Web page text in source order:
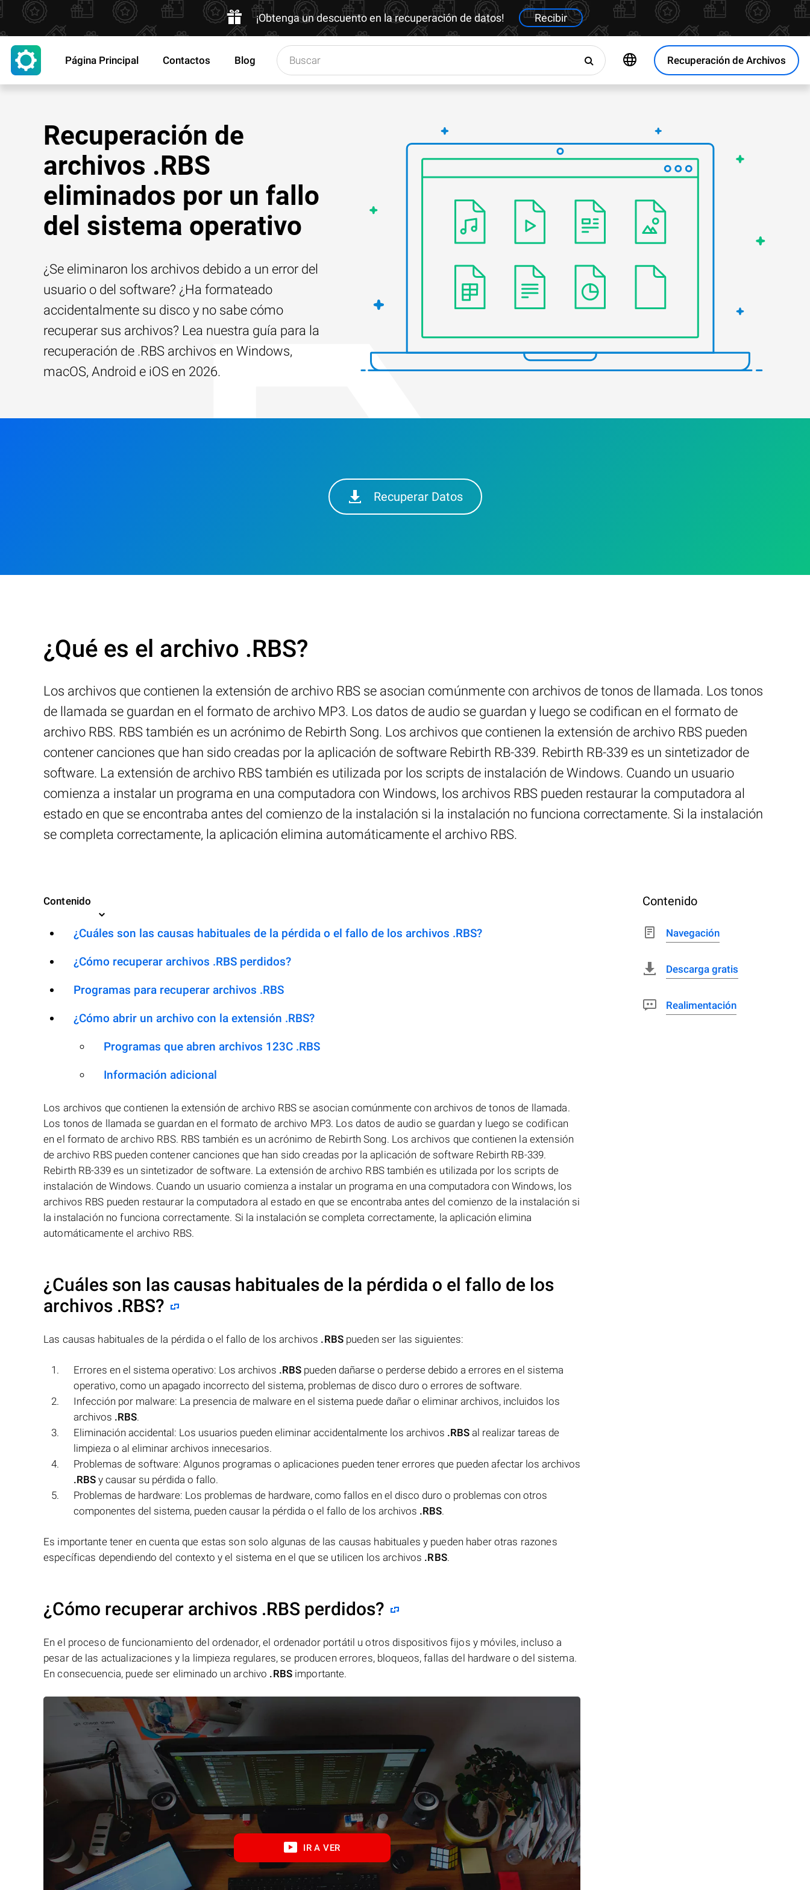
¡Obtenga un descuento en la recuperación de datos! Recibir
Recuperación de Archivos
Página Principal Contactos Blog
Recuperación de
archivos .RBS
eliminados por un fallo
del sistema operativo
¿Se eliminaron los archivos debido a un error del
usuario o del software? ¿Ha formateado
accidentalmente su disco y no sabe cómo
recuperar sus archivos? Lea nuestra guía para la
recuperación de .RBS archivos en Windows,
macOS, Android e iOS en 2026.
Recuperar Datos
¿Qué es el archivo .RBS?
Los archivos que contienen la extensión de archivo RBS se asocian comúnmente con archivos de tonos de llamada. Los tonos
de llamada se guardan en el formato de archivo MP3. Los datos de audio se guardan y luego se codifican en el formato de
archivo RBS. RBS también es un acrónimo de Rebirth Song. Los archivos que contienen la extensión de archivo RBS pueden
contener canciones que han sido creadas por la aplicación de software Rebirth RB-339. Rebirth RB-339 es un sintetizador de
software. La extensión de archivo RBS también es utilizada por los scripts de instalación de Windows. Cuando un usuario
comienza a instalar un programa en una computadora con Windows, los archivos RBS pueden restaurar la computadora al
estado en que se encontraba antes del comienzo de la instalación si la instalación no funciona correctamente. Si la instalación
se completa correctamente, la aplicación elimina automáticamente el archivo RBS.
Contenido
¿Cuáles son las causas habituales de la pérdida o el fallo de los archivos .RBS?
¿Cómo recuperar archivos .RBS perdidos?
Programas para recuperar archivos .RBS
¿Cómo abrir un archivo con la extensión .RBS?
Programas que abren archivos 123C .RBS
Información adicional
Los archivos que contienen la extensión de archivo RBS se asocian comúnmente con archivos de tonos de llamada.
Los tonos de llamada se guardan en el formato de archivo MP3. Los datos de audio se guardan y luego se codifican
en el formato de archivo RBS. RBS también es un acrónimo de Rebirth Song. Los archivos que contienen la extensión
de archivo RBS pueden contener canciones que han sido creadas por la aplicación de software Rebirth RB-339.
Rebirth RB-339 es un sintetizador de software. La extensión de archivo RBS también es utilizada por los scripts de
instalación de Windows. Cuando un usuario comienza a instalar un programa en una computadora con Windows, los
archivos RBS pueden restaurar la computadora al estado en que se encontraba antes del comienzo de la instalación si
la instalación no funciona correctamente. Si la instalación se completa correctamente, la aplicación elimina
automáticamente el archivo RBS.
¿Cuáles son las causas habituales de la pérdida o el fallo de los
archivos .RBS?
Las causas habituales de la pérdida o el fallo de los archivos .RBSpueden ser las siguientes:
Errores en el sistema operativo: Los archivos .RBS pueden dañarse o perderse debido a errores en el sistema
operativo, como un apagado incorrecto del sistema, problemas de disco duro o errores de software.
Infección por malware: La presencia de malware en el sistema puede dañar o eliminar archivos, incluidos los
archivos .RBS.
Eliminación accidental: Los usuarios pueden eliminar accidentalmente los archivos .RBS al realizar tareas de
limpieza o al eliminar archivos innecesarios.
Problemas de software: Algunos programas o aplicaciones pueden tener errores que pueden afectar los archivos
.RBS y causar su pérdida o fallo.
Problemas de hardware: Los problemas de hardware, como fallos en el disco duro o problemas con otros
componentes del sistema, pueden causar la pérdida o el fallo de los archivos .RBS.
Es importante tener en cuenta que estas son solo algunas de las causas habituales y pueden haber otras razones
específicas dependiendo del contexto y el sistema en el que se utilicen los archivos .RBS.
¿Cómo recuperar archivos .RBS perdidos?
En el proceso de funcionamiento del ordenador, el ordenador portátil u otros dispositivos fijos y móviles, incluso a
pesar de las actualizaciones y la limpieza regulares, se producen errores, bloqueos, fallas del hardware o del sistema.
En consecuencia, puede ser eliminado un archivo .RBSimportante.
IR A VER
Contenido
Navegación
Descarga gratis
Realimentación